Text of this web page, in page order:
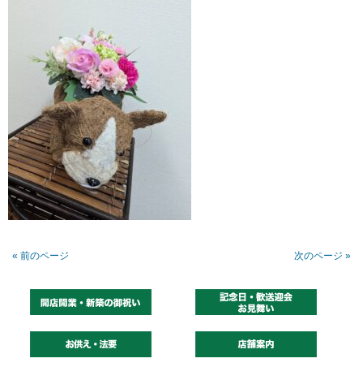
« 前のページ 次のページ »